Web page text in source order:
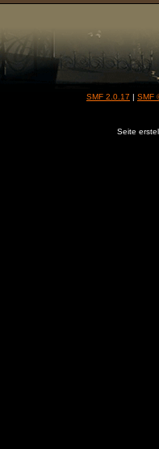
SMF 2.0.17 | SMF
Seite